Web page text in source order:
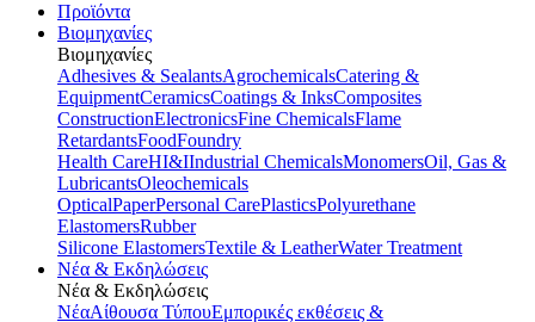
Προϊόντα
Βιομηχανίες
Βιομηχανίες
Adhesives & SealantsAgrochemicalsCatering &
EquipmentCeramicsCoatings & InksComposites
ConstructionElectronicsFine ChemicalsFlame
RetardantsFoodFoundry
Health CareHI&IIndustrial ChemicalsMonomersOil, Gas &
LubricantsOleochemicals
OpticalPaperPersonal CarePlasticsPolyurethane
ElastomersRubber
Silicone ElastomersTextile & LeatherWater Treatment
Νέα & Εκδηλώσεις
Νέα & Εκδηλώσεις
ΝέαΑίθουσα ΤύπουΕμπορικές εκθέσεις &